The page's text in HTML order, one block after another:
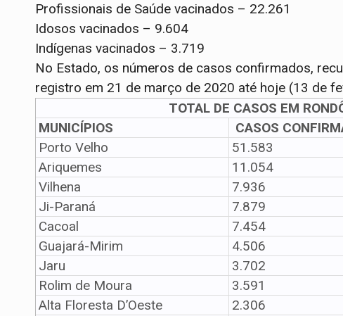
Profissionais de Saúde vacinados – 22.261
Idosos vacinados – 9.604
Indígenas vacinados – 3.719
No Estado, os números de casos confirmados,
registro em 21 de março de 2020 até hoje (13 de
TOTAL DE CASOS EM
MUNICÍPIOS
CASOS
Porto Velho
51.583
Ariquemes
11.054
Vilhena
7.936
Ji-Paraná
7.879
Cacoal
7.454
Guajará-Mirim
4.506
Jaru
3.702
Rolim de Moura
3.591
Alta Floresta D’Oeste
2.306